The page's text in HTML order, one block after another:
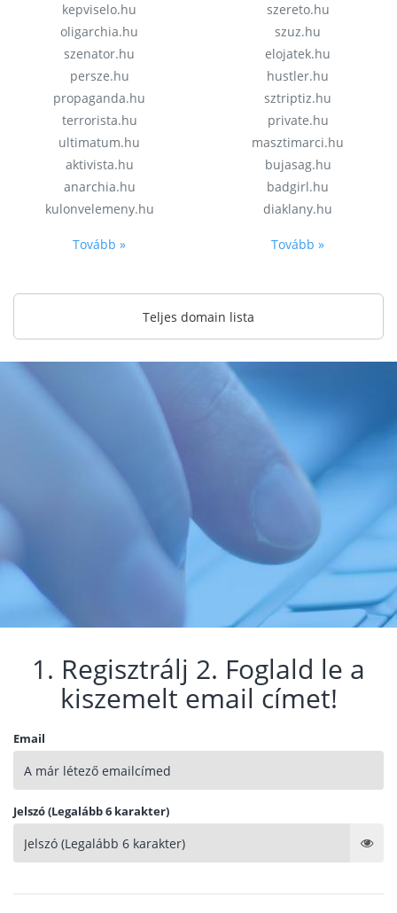
kepviselo.hu
oligarchia.hu
szenator.hu
persze.hu
propaganda.hu
terrorista.hu
ultimatum.hu
aktivista.hu
anarchia.hu
kulonvelemeny.hu
Tovább »
szereto.hu
szuz.hu
elojatek.hu
hustler.hu
sztriptiz.hu
private.hu
masztimarci.hu
bujasag.hu
badgirl.hu
diaklany.hu
Tovább »
Teljes domain lista
1. Regisztrálj 2. Foglald le a
kiszemelt email címet!
Email
Jelszó (Legalább 6 karakter)